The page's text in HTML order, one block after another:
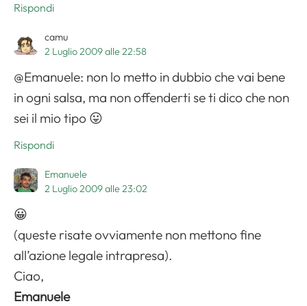
Rispondi
camu
2 Luglio 2009 alle 22:58
@Emanuele: non lo metto in dubbio che vai bene
in ogni salsa, ma non offenderti se ti dico che non
sei il mio tipo 😛
Rispondi
Emanuele
2 Luglio 2009 alle 23:02
😀
(queste risate ovviamente non mettono fine
all’azione legale intrapresa).
Ciao,
Emanuele